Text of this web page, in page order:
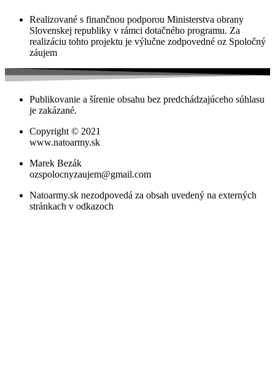
Realizované s finančnou podporou Ministerstva obrany
Slovenskej republiky v rámci dotačného programu. Za
realizáciu tohto projektu je výlučne zodpovedné oz Spoločný
záujem
Publikovanie a šírenie obsahu bez predchádzajúceho súhlasu
je zakázané.
Copyright © 2021
www.natoarmy.sk
Marek Bezák
ozspolocnyzaujem@gmail.com
Natoarmy.sk nezodpovedá za obsah uvedený na externých
stránkach v odkazoch